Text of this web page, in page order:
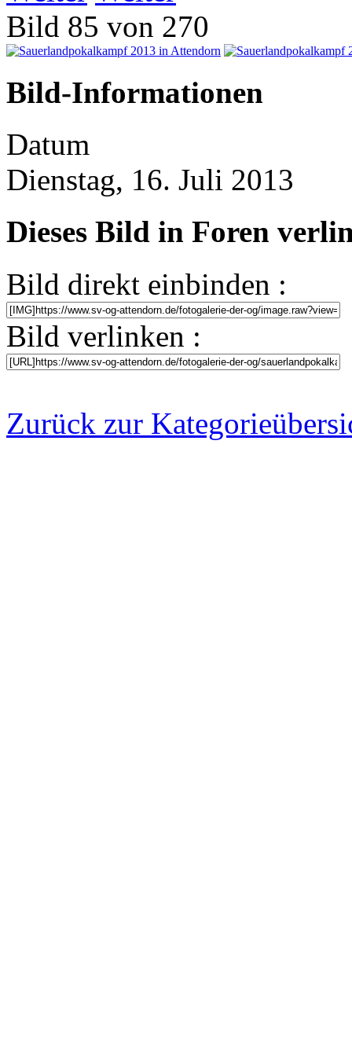
Bild 85 von 270
Bild-Informationen
Datum
Dienstag, 16. Juli 2013
Dieses Bild in Foren
Bild direkt einbinden :
Bild verlinken :
Zurück zur